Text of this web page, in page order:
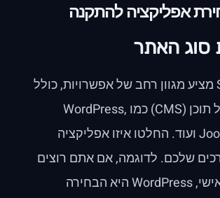
Softaculous מציע מגוון רחב של אפשרויות, כולל
מערכות ניהול תוכן (CMS) כמו WordPress,
Joomla, Drupal ועוד. החלטו איזו אפליקציה
שלכם. לדוגמה, אם אתם רוצים
לבנות בלוג אישי, WordPress היא הבחירה